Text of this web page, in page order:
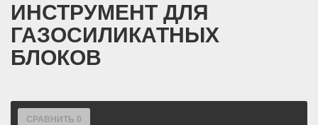
ИНСТРУМЕНТ ДЛЯ
ГАЗОСИЛИКАТНЫХ
БЛОКОВ
СРАВНИТЬ 0